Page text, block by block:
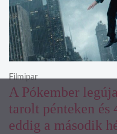
A Pókember
tarolt pénteken
eddig a második
Filmipar